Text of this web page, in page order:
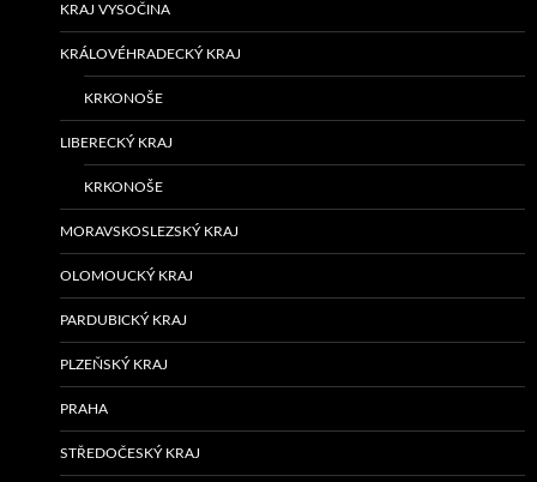
KRAJ VYSOČINA
KRÁLOVÉHRADECKÝ KRAJ
KRKONOŠE
LIBERECKÝ KRAJ
KRKONOŠE
MORAVSKOSLEZSKÝ KRAJ
OLOMOUCKÝ KRAJ
PARDUBICKÝ KRAJ
PLZEŇSKÝ KRAJ
PRAHA
STŘEDOČESKÝ KRAJ